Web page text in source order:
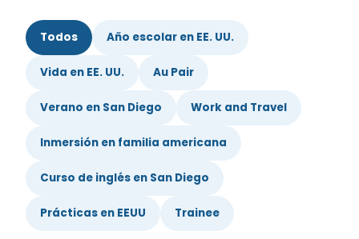
Todos Año escolar en EE. UU.
Vida en EE. UU. Au Pair
Verano en San Diego Work and Travel
Inmersión en familia americana
Curso de inglés en San Diego
Prácticas en EEUU Trainee